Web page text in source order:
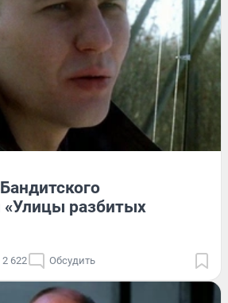
«Улицы разбитых
2 622 Обсудить